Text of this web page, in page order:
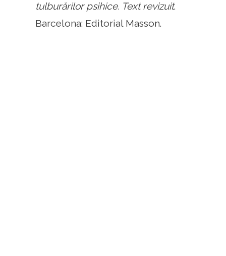
tulburărilor psihice. Text revizuit.
Barcelona: Editorial Masson.